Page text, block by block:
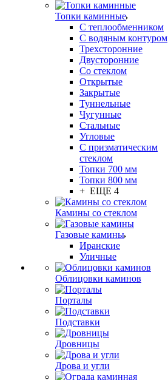
Топки каминные
С теплообменником
С водяным контуром
Трехсторонние
Двусторонние
Со стеклом
Открытые
Закрытые
Туннельные
Чугунные
Стальные
Угловые
С призматическим
стеклом
Топки 700 мм
Топки 800 мм
+ ЕЩЕ 4
Камины со стеклом
Газовые камины
Иранские
Уличные
Облицовки каминов
Порталы
Подставки
Дровницы
Дрова и угли